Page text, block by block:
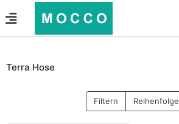
Terra Hose
Filtern Reihenfolge